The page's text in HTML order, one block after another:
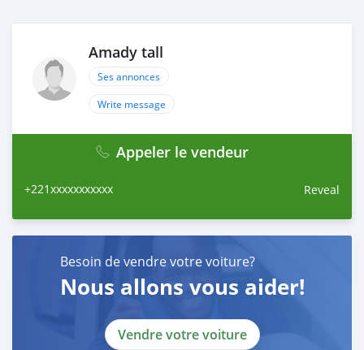
Amady tall
Ses annonces
Write message
Appeler le vendeur
+221xxxxxxxxxxx Reveal
Besoin de vendre votre voiture?
Nous allons vous aider!
Vendre votre voiture